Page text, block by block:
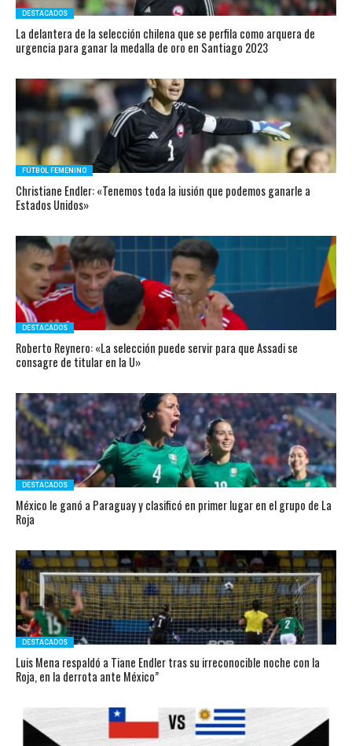
DESTACADOS
La delantera de la selección chilena que se perfila como arquera de
urgencia para ganar la medalla de oro en Santiago 2023
FÚTBOL FEMENINO
Christiane Endler: «Tenemos toda la iusión que podemos ganarle a
Estados Unidos»
DESTACADOS
Roberto Reynero: «La selección puede servir para que Assadi se
consagre de titular en la U»
DESTACADOS
México le ganó a Paraguay y clasificó en primer lugar en el grupo de La
Roja
DESTACADOS
Luis Mena respaldó a Tiane Endler tras su irreconocible noche con la
Roja, en la derrota ante México”